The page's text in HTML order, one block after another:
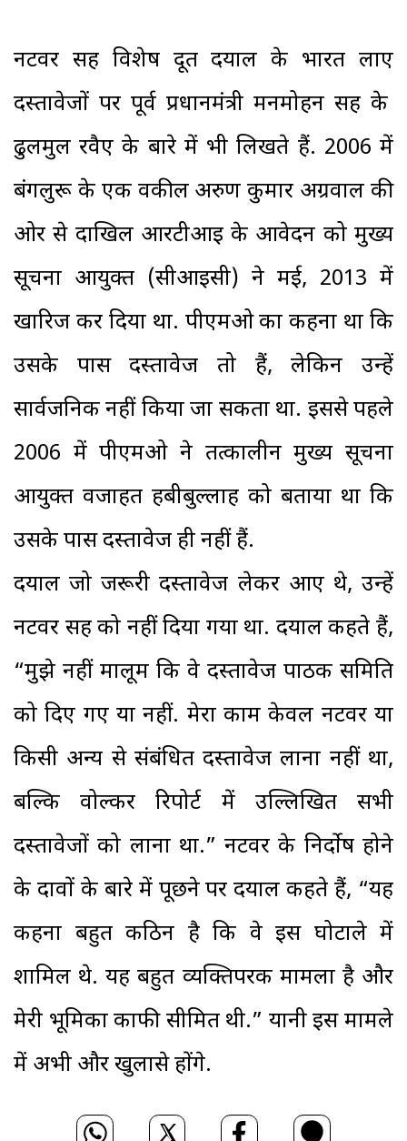
नटवर सिंह विशेष दूत दयाल के भारत लाए
दस्तावेजों पर पूर्व प्रधानमंत्री मनमोहन सिंह के
ढुलमुल रवैए के बारे में भी लिखते हैं. 2006 में
बंगलुरू के एक वकील अरुण कुमार अग्रवाल की
ओर से दाखिल आरटीआइ के आवेदन को मुख्य
सूचना आयुक्त (सीआइसी) ने मई, 2013 में
खारिज कर दिया था. पीएमओ का कहना था कि
उसके पास दस्तावेज तो हैं, लेकिन उन्हें
सार्वजनिक नहीं किया जा सकता था. इससे पहले
2006 में पीएमओ ने तत्कालीन मुख्य सूचना
आयुक्त वजाहत हबीबुल्लाह को बताया था कि
उसके पास दस्तावेज ही नहीं हैं.
दयाल जो जरूरी दस्तावेज लेकर आए थे, उन्हें
नटवर सिंह को नहीं दिया गया था. दयाल कहते हैं,
“मुझे नहीं मालूम कि वे दस्तावेज पाठक समिति
को दिए गए या नहीं. मेरा काम केवल नटवर या
किसी अन्य से संबंधित दस्तावेज लाना नहीं था,
बल्कि वोल्कर रिपोर्ट में उल्लिखित सभी
दस्तावेजों को लाना था.” नटवर के निर्दोष होने
के दावों के बारे में पूछने पर दयाल कहते हैं, “यह
कहना बहुत कठिन है कि वे इस घोटाले में
शामिल थे. यह बहुत व्यक्तिपरक मामला है और
मेरी भूमिका काफी सीमित थी.” यानी इस मामले
में अभी और खुलासे होंगे.